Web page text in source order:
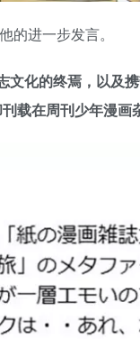
的进一步发言。
文化的终焉，以及
载在周刊少年漫